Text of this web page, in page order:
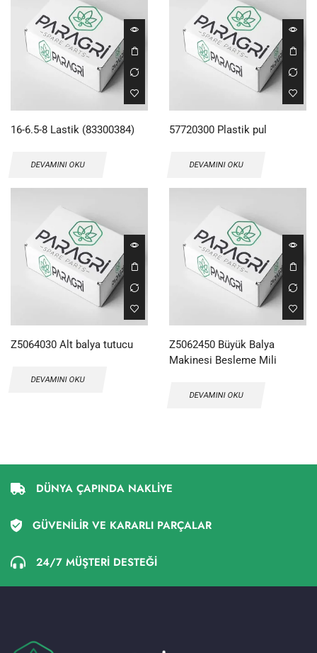
16-6.5-8 Lastik (83300384)
DEVAMINI OKU
57720300 Plastik pul
DEVAMINI OKU
Z5064030 Alt balya tutucu
DEVAMINI OKU
Z5062450 Büyük Balya
Makinesi Besleme Mili
DEVAMINI OKU
DÜNYA ÇAPINDA NAKLİYE
GÜVENİLİR VE KARARLI PARÇALAR
24/7 MÜŞTERİ DESTEĞİ